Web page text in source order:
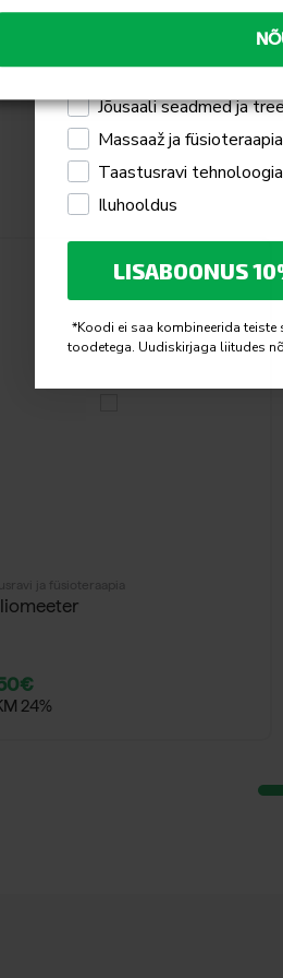
lihtsaks istumiseks
ja füsioteraapia
€
24%
Professionaalseks
Mulle pakub huvi
Jõusaali seadmed ja
Massaaž ja füsioteraapia
Taastusravi tehnoloogia
Iluhooldus
LISABOONUS
*Koodi ei saa kombineerida
toodetega. Uudiskirjaga liitudes